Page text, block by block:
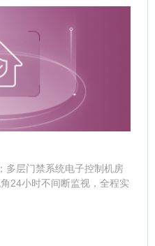
多层门禁系统电子控制机房
24小时不间断监视，全程实